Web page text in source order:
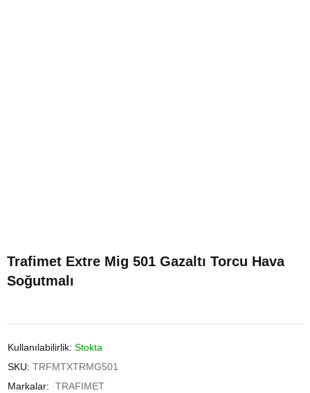
Trafimet Extre Mig 501 Gazaltı Torcu Hava
Soğutmalı
Kullanılabilirlik: Stokta
SKU: TRFMTXTRMG501
Markalar:
TRAFIMET